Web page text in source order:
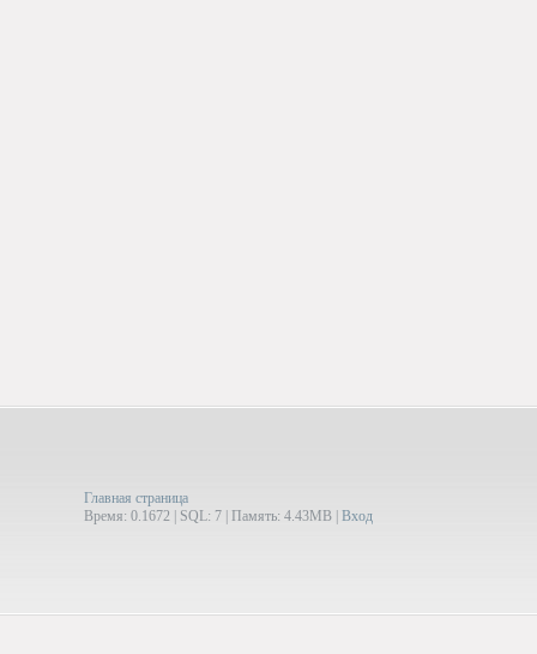
Главная страница
Время: 0.1672 | SQL: 7 | Память: 4.43MB Вход